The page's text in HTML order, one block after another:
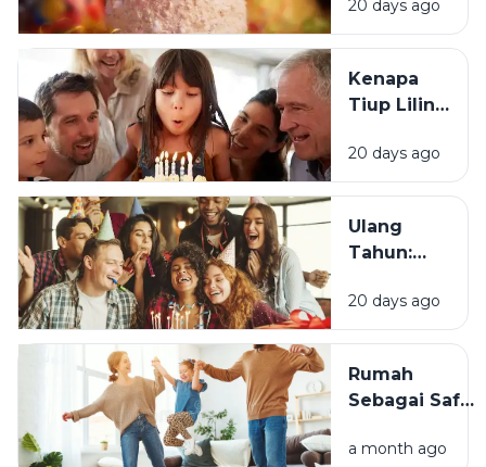
Tradisi Ini
Berawal?
20 days ago
Kenapa
Tiup Lilin
Tradisi
Saat Ulang
20 days ago
Ulang
Tahun:
Momen
Bertambah
Terasa
Istimewa?
20 days ago
Rumah
Sebagai Safe
Mengapa
a month ago